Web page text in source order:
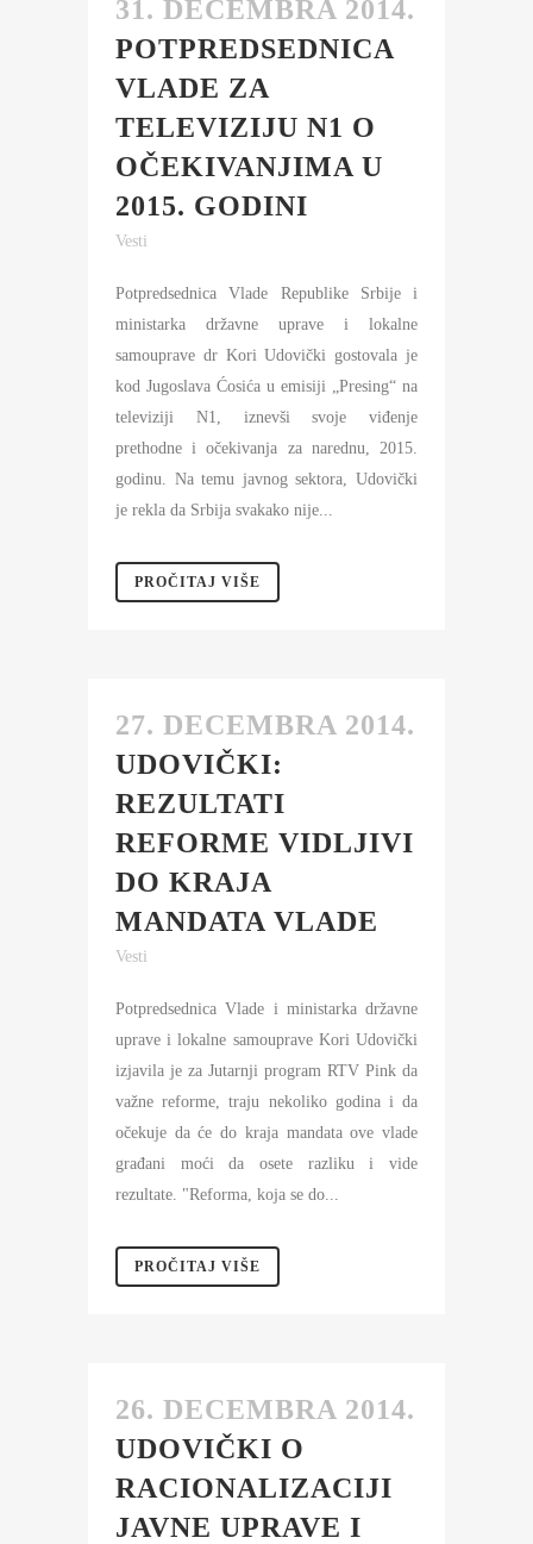
31. DECEMBRA 2014.
POTPREDSEDNICA
VLADE ZA
TELEVIZIJU N1 O
OČEKIVANJIMA U
2015. GODINI
Vesti
Potpredsednica Vlade Republike Srbije i
ministarka državne uprave i lokalne
samouprave dr Kori Udovički gostovala je
kod Jugoslava Ćosića u emisiji „Presing“ na
televiziji N1, iznevši svoje viđenje
prethodne i očekivanja za narednu, 2015.
godinu. Na temu javnog sektora, Udovički
je rekla da Srbija svakako nije...
PROČITAJ VIŠE
27. DECEMBRA 2014.
UDOVIČKI:
REZULTATI
REFORME VIDLJIVI
DO KRAJA
MANDATA VLADE
Vesti
Potpredsednica Vlade i ministarka državne
uprave i lokalne samouprave Kori Udovički
izjavila je za Jutarnji program RTV Pink da
važne reforme, traju nekoliko godina i da
očekuje da će do kraja mandata ove vlade
građani moći da osete razliku i vide
rezultate. "Reforma, koja se do...
PROČITAJ VIŠE
26. DECEMBRA 2014.
UDOVIČKI O
RACIONALIZACIJI
JAVNE UPRAVE I